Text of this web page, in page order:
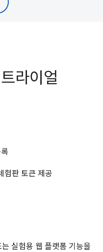
라이얼
험판 토큰 제공
실험용 웹 플랫폼 기능을